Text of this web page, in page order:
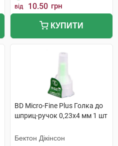
від 10.50 грн
КУПИТИ
BD Micro-Fine Plus Голка до
шприц-ручок 0,23х4 мм 1 шт
Бектон Дікінсон